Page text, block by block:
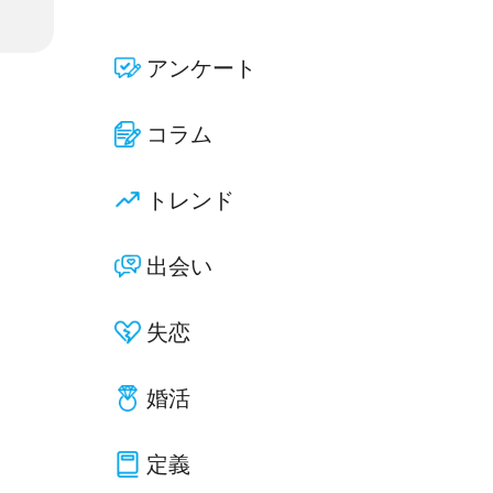
アンケート
コラム
トレンド
出会い
失恋
婚活
定義